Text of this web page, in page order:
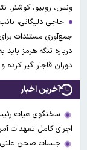
ونس، روبیو، کوشنر،
حاجی دلیگانی،
جمع‌آوری مستندات
درباره تنگه هرمز
دوران قاجار گیر
آخرین اخبار
سخنگوی هیات
اجرای کامل تعهدات
جلسات صحن علنی